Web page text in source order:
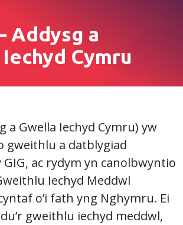
Addysg a
Cymru
a Gwella Iechyd Cymru) yw
gweithlu a datblygiad
ac rydym yn canolbwyntio
Iechyd Meddwl
o’i fath yng Nghymru. Ei
gweithlu iechyd meddwl,